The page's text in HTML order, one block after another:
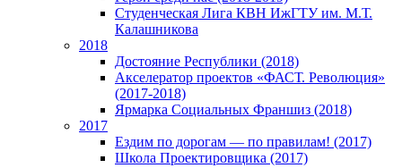
Студенческая Лига КВН ИжГТУ им. М.Т.
Калашникова
2018
Достояние Республики (2018)
Акселератор проектов «ФАСТ. Революция»
(2017-2018)
Ярмарка Социальных Франшиз (2018)
2017
Ездим по дорогам — по правилам! (2017)
Школа Проектировщика (2017)